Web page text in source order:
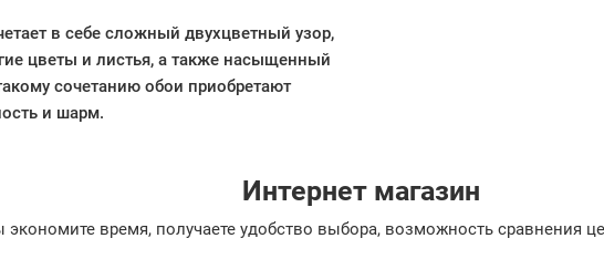
в себе сложный двухцветный узор,
цветы и листья, а также насыщенный
сочетанию обои приобретают
и шарм.
Интернет магазин
время, получаете удобство выбора, возможность сравнения